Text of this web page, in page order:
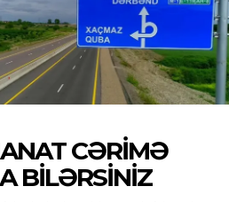
CƏRIMƏ
BILƏRSINIZ